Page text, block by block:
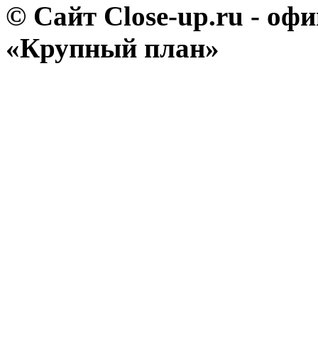
© Сайт Close-up.ru -
«Крупный план»